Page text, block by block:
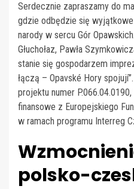
Serdecznie zapraszamy do
gdzie odbędzie się
narody w sercu Gór
Głuchołaz, Pawła
stanie się gospodarzem
łączą – Opavské Hory
projektu numer
finansowe z Europejskiego
w ramach programu Interreg
polsko-